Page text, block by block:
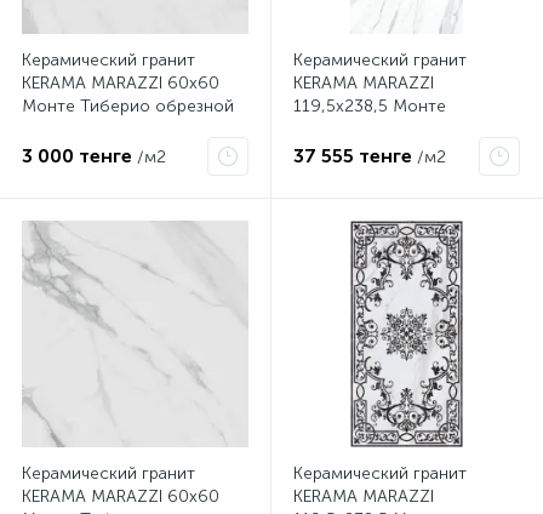
Керамический гранит
KERAMA MARAZZI 60х60
Монте Тиберио обрезной
3 000 тенге /м2
Керамический гранит
KERAMA MARAZZI
119,5х238,5 Монте
SG590002R
37 555 тенге /м2
Керамический гранит
KERAMA MARAZZI 60х60
Керамический гранит
KERAMA MARAZZI